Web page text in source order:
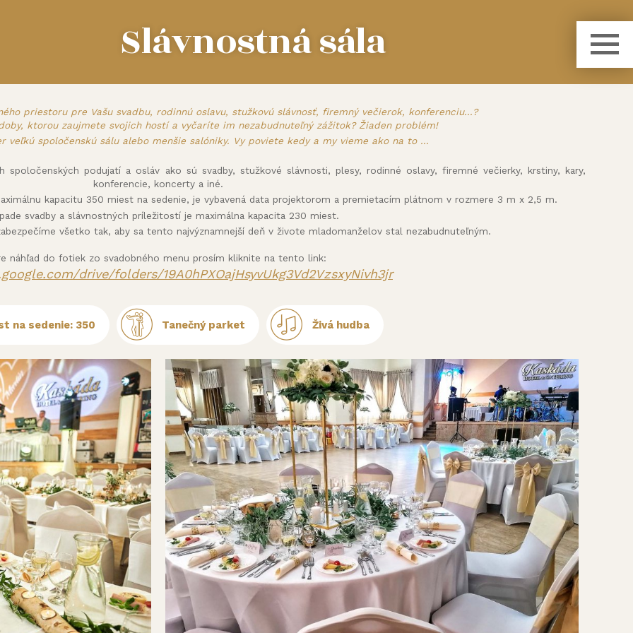
Slávnostná sála
priestoru pre Vašu svadbu, rodinnú oslavu, stužkovú slávnosť, firemný večierok, konferenciu...?
ktorou zaujmete svojich hostí a vyčaríte im nezabudnuteľný zážitok? Žiaden problém!
veľkú spoločenskú sálu alebo menšie salóniky. Vy poviete kedy a my vieme ako na to ...
spoločenských podujatí a osláv ako sú svadby, stužkové slávnosti, plesy, rodinné oslavy, firemné večierky, krstiny, kary,
konferencie, koncerty a iné.
kapacitu 350 miest na sedenie, je vybavená data projektorom a premietacím plátnom v rozmere 3 m x 2,5 m.
svadby a slávnostných príležitostí je maximálna kapacita 230 miest.
všetko tak, aby sa tento najvýznamnejší deň v živote mladomanželov stal nezabudnuteľným.
náhľad do fotiek zo svadobného menu prosím kliknite na tento link:
drive/folders/19A0hPXOajHsyvUkg3Vd2VzsxyNivh3jr
na sedenie: 350 Tanečný parket Živá hudba